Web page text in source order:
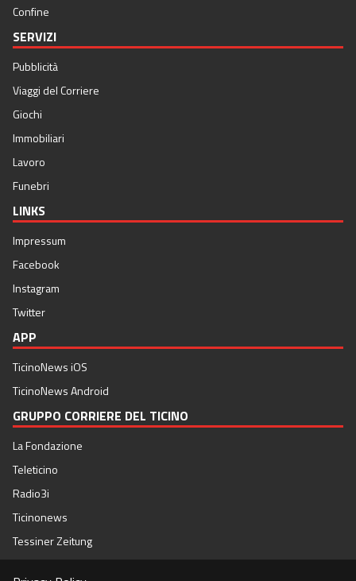
Confine
SERVIZI
Pubblicità
Viaggi del Corriere
Giochi
Immobiliari
Lavoro
Funebri
LINKS
Impressum
Facebook
Instagram
Twitter
APP
TicinoNews iOS
TicinoNews Android
GRUPPO CORRIERE DEL TICINO
La Fondazione
Teleticino
Radio3i
Ticinonews
Tessiner Zeitung